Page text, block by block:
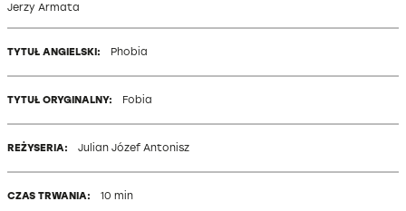
Jerzy Armata
TYTUŁ ANGIELSKI: Phobia
TYTUŁ ORYGINALNY: Fobia
REŻYSERIA: Julian Józef Antonisz
CZAS TRWANIA: 10 min